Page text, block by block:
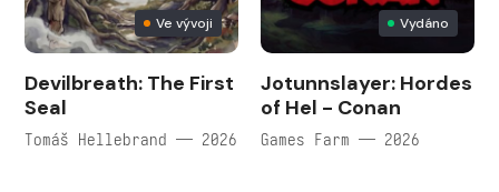
Ve vývoji
Devilbreath: The First
Seal
Tomáš Hellebrand — 2026
Vydáno
Jotunnslayer: Hordes
of Hel - Conan
Games Farm — 2026